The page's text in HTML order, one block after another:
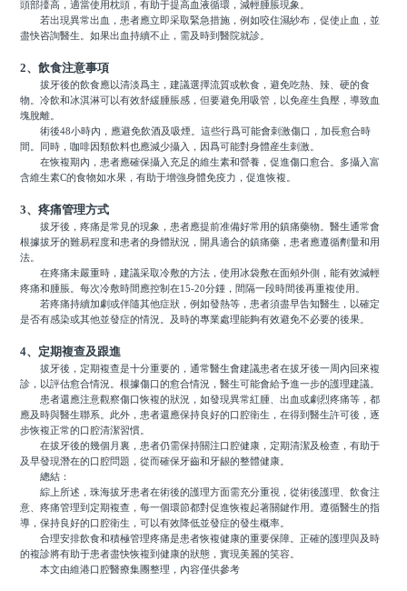
頭部擡高，適當使用枕頭，有助于提高血液循環，減輕腫脹現象。
若出現異常出血，患者應立即采取緊急措施，例如咬住濕紗布，促使止血，並
盡快咨詢醫生。如果出血持續不止，需及時到醫院就診。
2、飲食注意事項
拔牙後的飲食應以清淡爲主，建議選擇流質或軟食，避免吃熱、辣、硬的食
物。冷飲和冰淇淋可以有效舒緩腫脹感，但要避免用吸管，以免産生負壓，導致血
塊脫離。
術後48小時內，應避免飲酒及吸煙。這些行爲可能會刺激傷口，加長愈合時
間。同時，咖啡因類飲料也應減少攝入，因爲可能對身體産生刺激。
在恢複期內，患者應確保攝入充足的維生素和營養，促進傷口愈合。多攝入富
含維生素C的食物如水果，有助于增強身體免疫力，促進恢複。
3、疼痛管理方式
拔牙後，疼痛是常見的現象，患者應提前准備好常用的鎮痛藥物。醫生通常會
根據拔牙的難易程度和患者的身體狀況，開具適合的鎮痛藥，患者應遵循劑量和用
法。
在疼痛未嚴重時，建議采取冷敷的方法，使用冰袋敷在面頰外側，能有效減輕
疼痛和腫脹。每次冷敷時間應控制在15-20分鍾，間隔一段時間後再重複使用。
若疼痛持續加劇或伴隨其他症狀，例如發熱等，患者須盡早告知醫生，以確定
是否有感染或其他並發症的情況。及時的專業處理能夠有效避免不必要的後果。
4、定期複查及跟進
拔牙後，定期複查是十分重要的，通常醫生會建議患者在拔牙後一周內回來複
診，以評估愈合情況。根據傷口的愈合情況，醫生可能會給予進一步的護理建議。
患者還應注意觀察傷口恢複的狀況，如發現異常紅腫、出血或劇烈疼痛等，都
應及時與醫生聯系。此外，患者還應保持良好的口腔衛生，在得到醫生許可後，逐
步恢複正常的口腔清潔習慣。
在拔牙後的幾個月裏，患者仍需保持關注口腔健康，定期清潔及檢查，有助于
及早發現潛在的口腔問題，從而確保牙齒和牙龈的整體健康。
總結：
綜上所述，珠海拔牙患者在術後的護理方面需充分重視，從術後護理、飲食注
意、疼痛管理到定期複查，每一個環節都對促進恢複起著關鍵作用。遵循醫生的指
導，保持良好的口腔衛生，可以有效降低並發症的發生概率。
合理安排飲食和積極管理疼痛是患者恢複健康的重要保障。正確的護理與及時
的複診將有助于患者盡快恢複到健康的狀態，實現美麗的笑容。
本文由維港口腔醫療集團整理，內容僅供參考